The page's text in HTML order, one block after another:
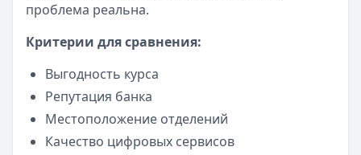
проблема реальна.
Критерии для сравнения:
Выгодность курса
Репутация банка
Местоположение отделений
Качество цифровых сервисов